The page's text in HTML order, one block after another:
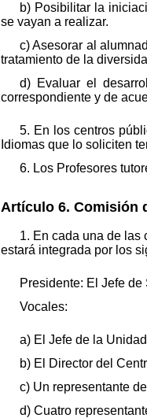
b) Posibilitar la
se vayan a realizar.
c) Asesorar al
tratamiento de la
d) Evaluar el
correspondiente y de
5. En los centros
Idiomas que lo soliciten
6. Los Profesores
Artículo 6. Comisión
1. En cada una de
estará integrada por los
Presidente: El Jefe
Vocales:
a) El Jefe de la
b) El Director del
c) Un representante
d) Cuatro